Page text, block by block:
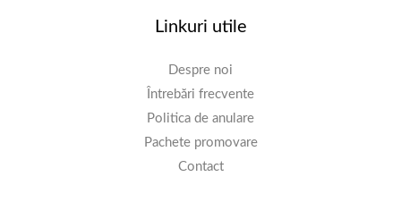
Linkuri utile
Despre noi
Întrebări frecvente
Politica de anulare
Pachete promovare
Contact